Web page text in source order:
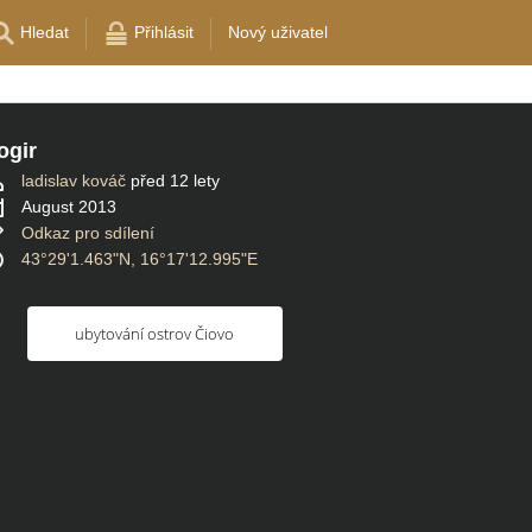
Hledat Přihlásit Nový uživatel
ladislav kováč před 12 lety
August 2013
Odkaz pro sdílení
43°29'1.463"N, 16°17'12.995"E
ubytování ostrov Čiovo